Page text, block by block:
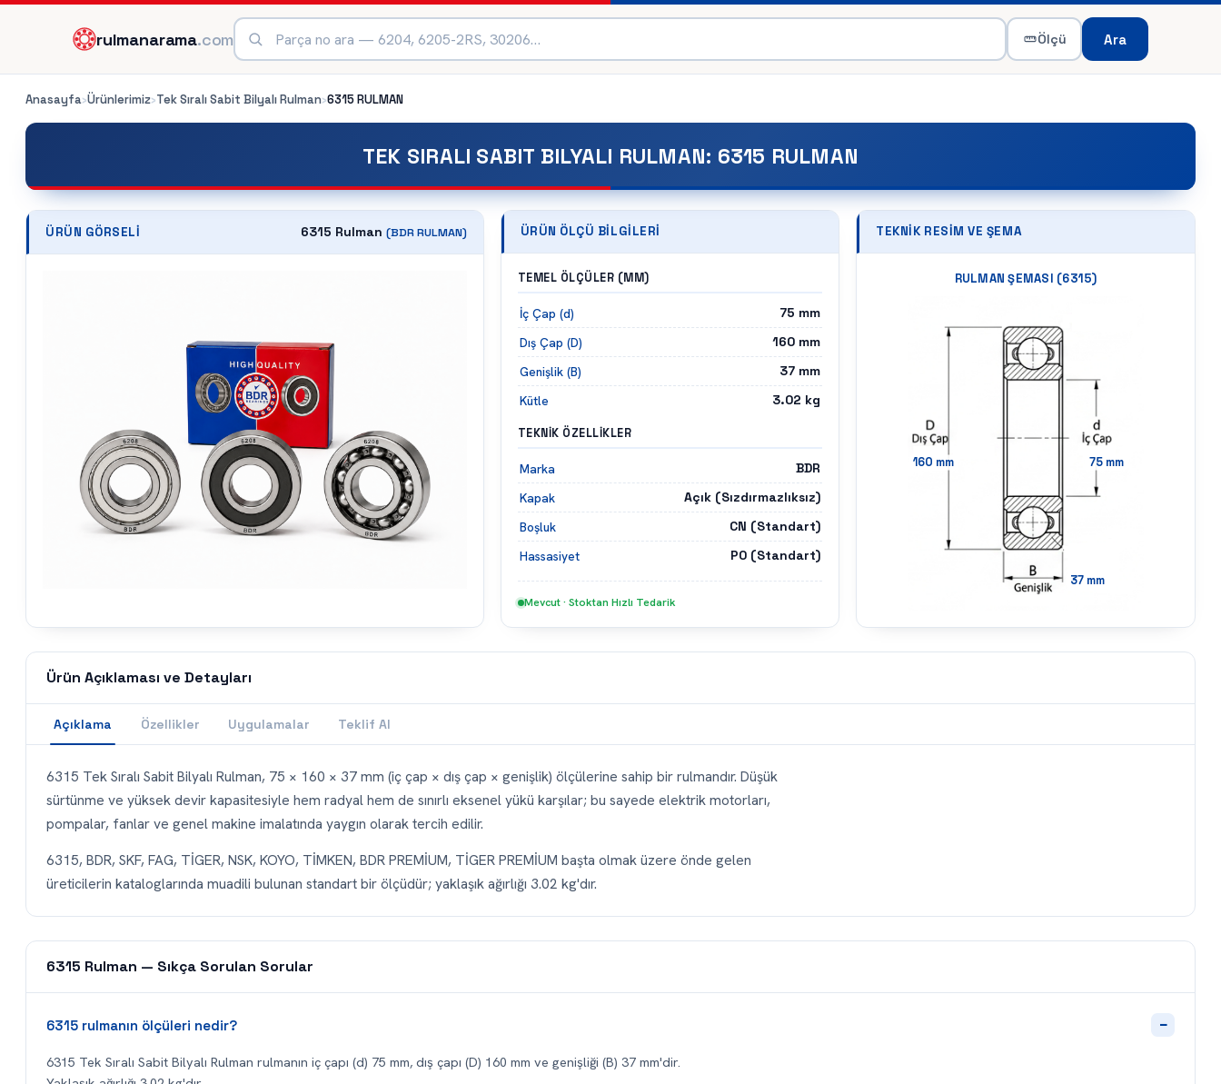
rulmanarama.com Ölçü Ara
Anasayfa›Ürünlerimiz›Tek Sıralı Sabit Bilyalı Rulman›6315RULMAN
TEK SIRALI SABIT BILYALI RULMAN: 6315 RULMAN
ÜRÜN GÖRSELI 6315 Rulman (BDRRULMAN) ÜRÜN ÖLÇÜ BILGILERI
TEMEL ÖLÇÜLER (MM)
İç Çap (d) 75 mm
Dış Çap (D)
160 mm
Genişlik (B)
37 mm
Kütle
3.02 kg
TEKNIK ÖZELLIKLER
Marka
BDR
Kapak
Açık (Sızdırmazlıksız)
Boşluk
CN (Standart)
Hassasiyet
P0 (Standart)
Mevcut · Stoktan Hızlı Tedarik
TEKNIK RESIM VE ŞEMA
RULMAN ŞEMASI (6315)
160 mm 75mm
37mm
Ürün Açıklaması ve Detayları
Açıklama Özellikler Uygulamalar Teklif Al
6315 Tek Sıralı Sabit Bilyalı Rulman, 75 × 160 × 37 mm (iç çap × dış çap × genişlik) ölçülerine sahip bir rulmandır. Düşük
sürtünme ve yüksek devir kapasitesiyle hem radyal hem de sınırlı eksenel yükü karşılar; bu sayede elektrik motorları,
pompalar, fanlar ve genel makine imalatında yaygın olarak tercih edilir.
6315, BDR, SKF, FAG, TİGER, NSK, KOYO, TİMKEN, BDR PREMİUM, TİGER PREMİUM başta olmak üzere önde gelen
üreticilerin kataloglarında muadili bulunan standart bir ölçüdür; yaklaşık ağırlığı 3.02 kg'dır.
6315 Rulman — Sıkça Sorulan Sorular
6315 rulmanın ölçüleri nedir? −
6315 Tek Sıralı Sabit Bilyalı Rulman rulmanın iç çapı (d) 75 mm, dış çapı (D) 160 mm ve genişliği (B) 37 mm'dir.